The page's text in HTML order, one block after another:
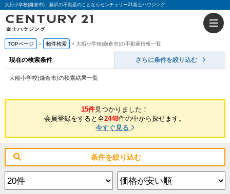
大船小学校(鎌倉市)｜藤沢の不動産のことならセンチュリー21富士ハウジング
TOPページ 物件検索 大船小学校(鎌倉市)の不動産情報一覧
現在の検索条件 さらに条件を絞り込む
大船小学校(鎌倉市)の検索結果一覧
15件見つかりました！
会員登録をすると全2448件の中から探せます。
今すぐ見る
条件を絞り込む